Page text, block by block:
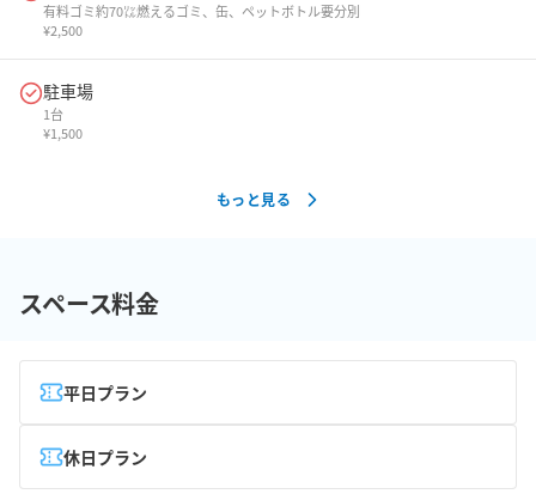
有料ゴミ約70㍑燃えるゴミ、缶、ペットボトル要分別
¥2,500
駐車場
1台
¥1,500
もっと見る
スペース料金
平日プラン
休日プラン